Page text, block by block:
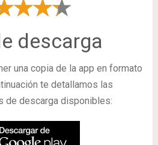
descarga
una copia de la app en formato
te detallamos las
descarga disponibles: